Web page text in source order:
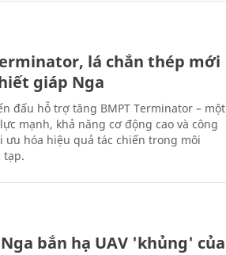
lá chắn thép mới
giáp Nga
đấu hỗ trợ tăng BMPT Terminator – một
mạnh, khả năng cơ động cao và công
ưu hóa hiệu quả tác chiến trong môi
tạp.
bắn hạ UAV 'khủng' của